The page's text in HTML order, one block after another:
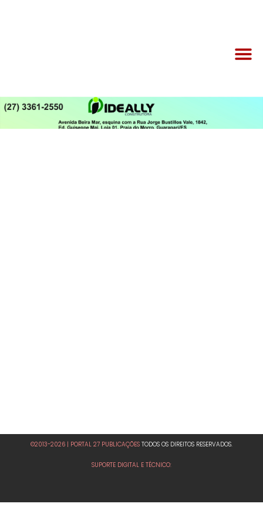
©2013-2026 | PORTAL 27 PUBLICAÇÕES TODOS OS DIREITOS RESERVADOS.
SUPORTE DIGITAL E TÉCNICO: